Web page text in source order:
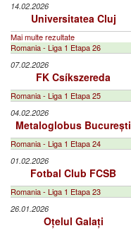
14.02.2026
Universitatea Cluj
Mai multe rezultate
Romania - Liga 1 Etapa 26
07.02.2026
FK Csíkszereda
Romania - Liga 1 Etapa 25
04.02.2026
Metaloglobus București
Romania - Liga 1 Etapa 24
01.02.2026
Fotbal Club FCSB
Romania - Liga 1 Etapa 23
26.01.2026
Oțelul Galați